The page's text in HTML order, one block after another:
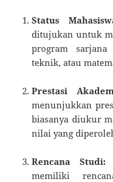
Status
ditujukan untuk
program
teknik, atau
Prestasi
menunjukkan
biasanya diukur
nilai yang
Rencana Studi:
memiliki